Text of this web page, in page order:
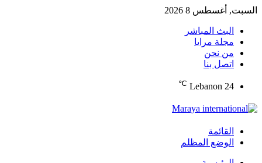
السبت, أغسطس 8 2026
البث المباشر
مجلة مرايا
من نحن
اتصل بنا
Lebanon 24
℃
القائمة
الوضع المظلم